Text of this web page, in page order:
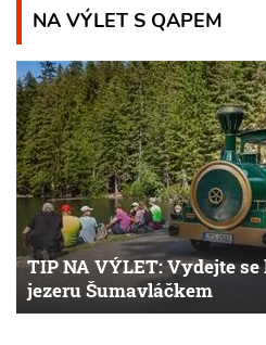
NA VÝLET S QAPEM
TIP NA VÝLET: Vydejte se
jezeru Šumavláčkem